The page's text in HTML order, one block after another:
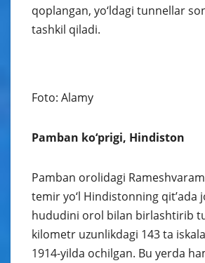
qoplangan, yo‘ldagi tunnellar
tashkil qiladi.
Foto: Alamy
Pamban ko‘prigi, Hindiston
Pamban orolidagi
temir yo‘l Hindistonning qit’ada
hududini orol bilan birlashtirib
kilometr uzunlikdagi 143 ta
1914-yilda ochilgan. Bu yerda